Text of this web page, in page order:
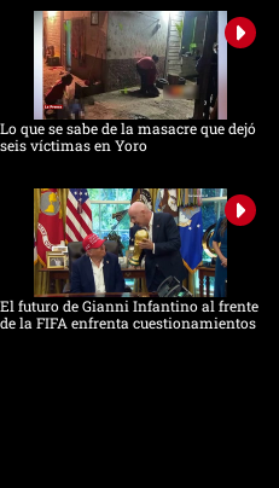
Lo que se sabe de la masacre que dejó
seis víctimas en Yoro
El futuro de Gianni Infantino al frente
de la FIFA enfrenta cuestionamientos